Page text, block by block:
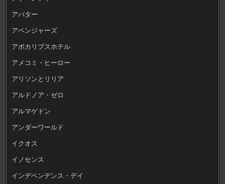
アバター
アベンジャーズ
アポカリプスホテル
アメコミ・ヒーロー
アリソンとリリア
アルドノア・ゼロ
アルマゲドン
アンダーワールド
イクオス
イノセンス
インデペンデンス・デイ